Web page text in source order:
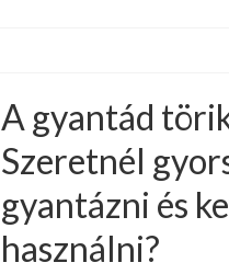
A gyantád
Szeretnél
gyantázni és
használni?